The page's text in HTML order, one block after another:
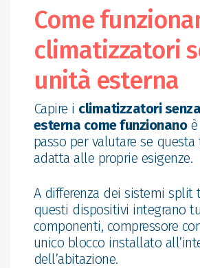
Come
climatizzatori
unità esterna
Capire i climatizzatori
esterna come funzionanoè
passo per valutare se
adatta alle proprie esigenze.
A differenza dei sistemi split
questi dispositivi integrano
componenti, compressore
unico blocco installato
dell’abitazione.